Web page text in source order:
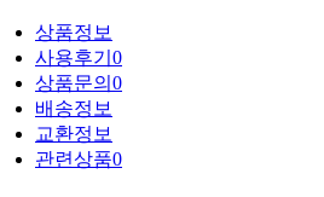
상품정보
사용후기 0
상품문의 0
배송정보
교환정보
관련상품0